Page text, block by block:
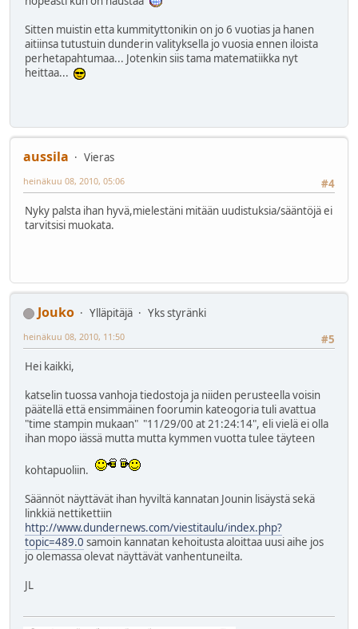
Sitten muistin etta kummityttonikin on jo 6 vuotias ja hanen
aitiinsa tutustuin dunderin valityksella jo vuosia ennen iloista
perhetapahtumaa... Jotenkin siis tama matematiikka nyt
heittaa...
aussila
Vieras
#4
heinäkuu 08, 2010, 05:06
Nyky palsta ihan hyvä,mielestäni mitään uudistuksia/sääntöjä ei
tarvitsisi muokata.
Jouko Ylläpitäjä
Yks styränki
#5
heinäkuu 08, 2010, 11:50
Hei kaikki,
katselin tuossa vanhoja tiedostoja ja niiden perusteella voisin
päätellä että ensimmäinen foorumin kateogoria tuli avattua
"time stampin mukaan" "11/29/00 at 21:24:14", eli vielä ei olla
ihan mopo iässä mutta mutta kymmen vuotta tulee täyteen
kohtapuoliin.
Säännöt näyttävät ihan hyviltä kannatan Jounin lisäystä sekä
linkkiä nettikettiin
http://www.dundernews.com/viestitaulu/index.php?
topic=489.0 samoin kannatan kehoitusta aloittaa uusi aihe jos
jo olemassa olevat näyttävät vanhentuneilta.
JL